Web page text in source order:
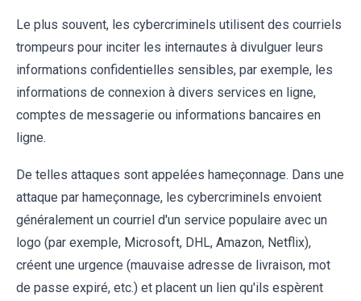
Le plus souvent, les cybercriminels utilisent des courriels
trompeurs pour inciter les internautes à divulguer leurs
informations confidentielles sensibles, par exemple, les
informations de connexion à divers services en ligne,
comptes de messagerie ou informations bancaires en
ligne.
De telles attaques sont appelées hameçonnage. Dans une
attaque par hameçonnage, les cybercriminels envoient
généralement un courriel d'un service populaire avec un
logo (par exemple, Microsoft, DHL, Amazon, Netflix),
créent une urgence (mauvaise adresse de livraison, mot
de passe expiré, etc.) et placent un lien qu'ils espèrent